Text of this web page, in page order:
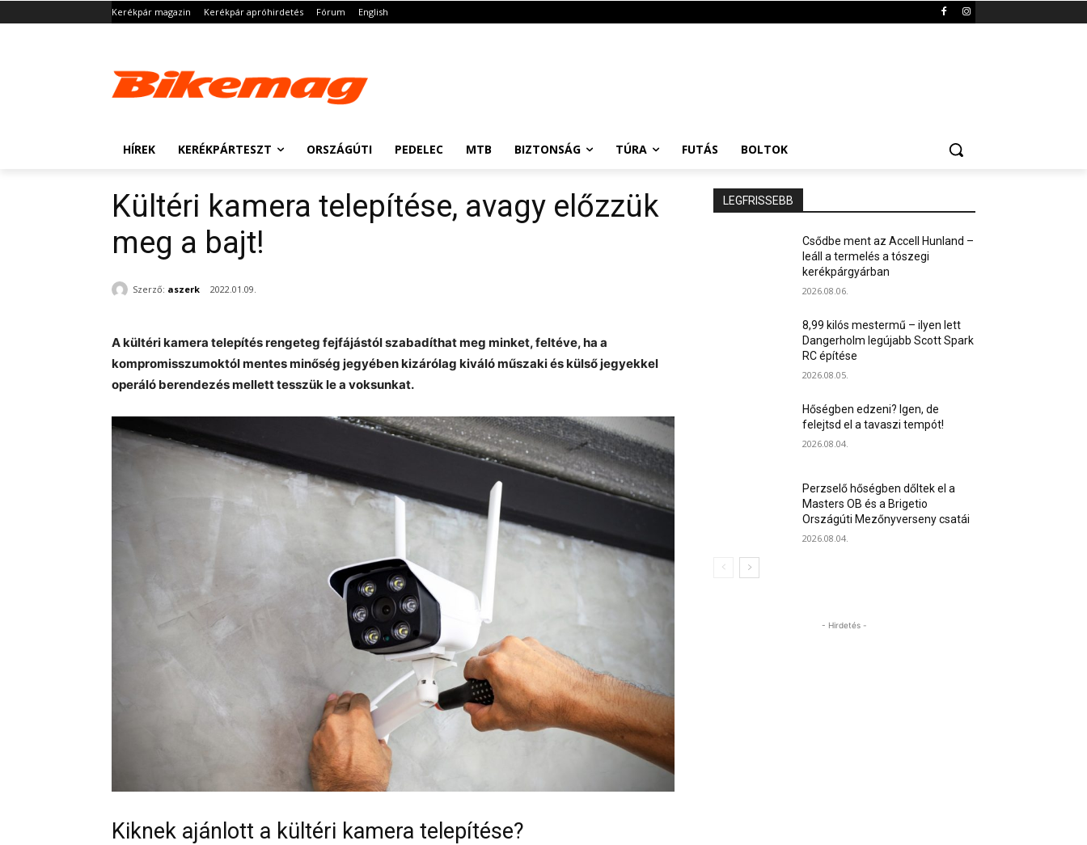
Kerékpár magazin Kerékpár apróhirdetés Fórum English
HÍREK KERÉKPÁRTESZT ORSZÁGÚTI PEDELEC MTB BIZTONSÁG TÚRA FUTÁS BOLTOK
Kültéri kamera telepítése, avagy előzzük
meg a bajt!
Szerző: aszerk 2022.01.09.
A kültéri kamera telepítés rengeteg fejfájástól szabadíthat meg minket, feltéve, ha a
kompromisszumoktól mentes minőség jegyében kizárólag kiváló műszaki és külső jegyekkel
operáló berendezés mellett tesszük le a voksunkat.
Kiknek ajánlott a kültéri kamera telepítése?
LEGFRISSEBB
Csődbe ment az Accell Hunland –
leáll a termelés a tószegi
kerékpárgyárban
2026.08.06.
8,99 kilós mestermű – ilyen lett
Dangerholm legújabb Scott Spark
RC építése
2026.08.05.
Hőségben edzeni? Igen, de
felejtsd el a tavaszi tempót!
2026.08.04.
Perzselő hőségben dőltek el a
Masters OB és a Brigetio
Országúti Mezőnyverseny csatái
2026.08.04.
- Hirdetés -